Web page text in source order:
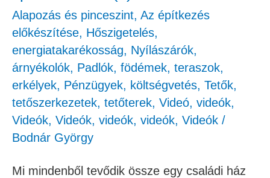
Alapozás és pinceszint, Az építkezés
előkészítése, Hőszigetelés,
energiatakarékosság, Nyílászárók,
árnyékolók, Padlók, födémek, teraszok,
erkélyek, Pénzügyek, költségvetés, Tetők,
tetőszerkezetek, tetőterek, Videó, videók,
Videók, Videók, videók, videók, Videók /
Bodnár György
Mi mindenből tevődik össze egy családi ház
(2)